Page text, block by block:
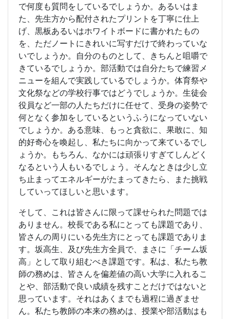
で何度も質問をしているでしょうか。あるいはま
た、先生方から配付されたプリントを丁寧に仕上
げ、黒板あるいはホワイトボードに書かれたもの
を、ただノートにきれいに写すだけで終わっていな
いでしょうか。自分のものとして、きちんと咀嚼で
きているでしょうか。部活動では自分たちで練習メ
ニューを組んで実践しているでしょうか。体育祭や
文化祭などの学校行事ではどうでしょうか。生徒会
役員など一部の人たちだけに任せて、受身の姿勢で
何となく参加をしているというふうになっていない
でしょうか。ある意味、もっと貪欲に、果敢に、知
的好奇心を喚起し、私たちに向かって来ているでし
ょうか。もちろん、なかには頑張りすぎてしんどく
なるという人もいるでしょう。そんなときは少し立
ち止まってエネルギーがたまってきたら、また挑戦
していってほしいと思います。
そして、これは皆さんに限って課せられた問題では
ありません。校長である私にとっても課題であり、
皆さんの周りにいる先生方にとっても課題でありま
す。坂高生、及び先生方全員で、まさに「チーム坂
高」として取り組むべき課題です。私は、私たち教
師の務めは、皆さんを偏差値の高い大学に入れるこ
とや、部活動で良い成績を残すことだけではないと
思っています。それはあくまでも過程に過ぎませ
ん。私たち教師の本来の務めは、授業や部活動はも